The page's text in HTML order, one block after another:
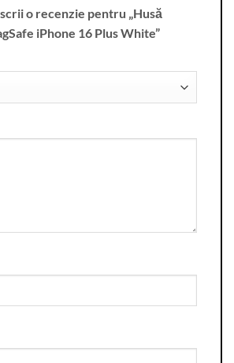
o recenzie pentru „Husă
iPhone 16 Plus White”